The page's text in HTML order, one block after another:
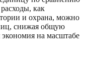
как
и охрана, можно
снижая общую
экономия на масштабе